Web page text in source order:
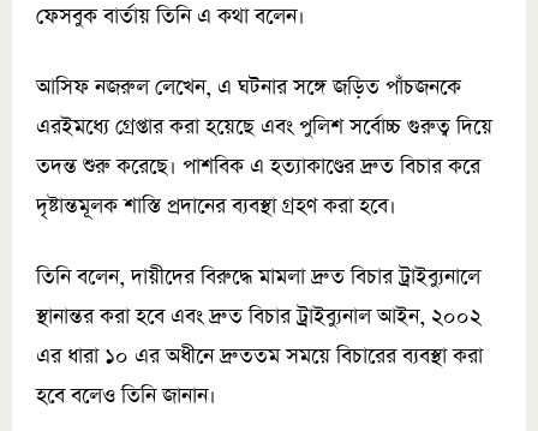
ফেসবুক বার্তায় তিনি এ কথা বলেন।
আসিফ নজরুল লেখেন, এ ঘটনার সঙ্গে জড়িত পাঁচজনকে
এরইমধ্যে গ্রেপ্তার করা হয়েছে এবং পুলিশ সর্বোচ্চ গুরুত্ব দিয়ে
তদন্ত শুরু করেছে। পাশবিক এ হত্যাকাণ্ডের দ্রুত বিচার করে
দৃষ্টান্তমূলক শাস্তি প্রদানের ব্যবস্থা গ্রহণ করা হবে।
তিনি বলেন, দায়ীদের বিরুদ্ধে মামলা দ্রুত বিচার ট্রাইব্যুনালে
স্থানান্তর করা হবে এবং দ্রুত বিচার ট্রাইব্যুনাল আইন, ২০০২
এর ধারা ১০ এর অধীনে দ্রুততম সময়ে বিচারের ব্যবস্থা করা
হবে বলেও তিনি জানান।